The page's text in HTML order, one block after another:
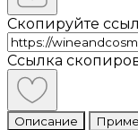
Скопируйте
Ссылка
Описание